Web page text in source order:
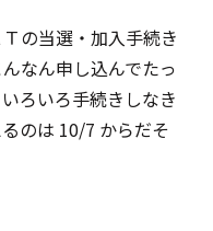
の当選・加入手続き
なん申し込んでたっ
ろいろ手続きしなき
のは 10/7 からだそ